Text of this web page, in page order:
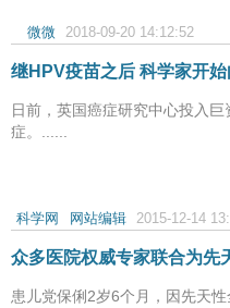
微微 2018-09-20 14:12:52
继HPV疫苗之后 科学家开
日前，英国癌症研究中心投入
症。......
科学网 网站编辑 2015-12-14
众多医院权威专家联合为先
患儿党保俐2岁6个月，因先天